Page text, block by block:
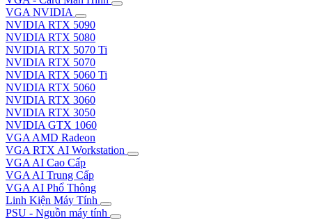
VGA NVIDIA
NVIDIA RTX 5090
NVIDIA RTX 5080
NVIDIA RTX 5070 Ti
NVIDIA RTX 5070
NVIDIA RTX 5060 Ti
NVIDIA RTX 5060
NVIDIA RTX 3060
NVIDIA RTX 3050
NVIDIA GTX 1060
VGA AMD Radeon
VGA RTX AI Workstation
VGA AI Cao Cấp
VGA AI Trung Cấp
VGA AI Phổ Thông
Linh Kiện Máy Tính
PSU - Nguồn máy tính